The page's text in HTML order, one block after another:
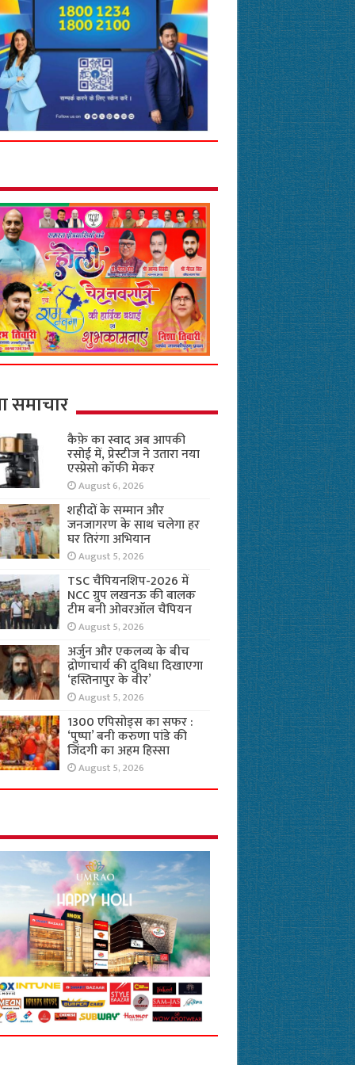
समाचार
कैफ़े का स्वाद अब आपकी
रसोई में, प्रेस्टीज ने उतारा नया
एस्प्रेसो कॉफी मेकर
August 6, 2026
शहीदों के सम्मान और
जनजागरण के साथ चलेगा हर
घर तिरंगा अभियान
August 5, 2026
TSC चैंपियनशिप-2026 में
NCC ग्रुप लखनऊ की बालक
टीम बनी ओवरऑल चैंपियन
August 5, 2026
अर्जुन और एकलव्य के बीच
द्रोणाचार्य की दुविधा दिखाएगा
‘हस्तिनापुर के वीर’
August 5, 2026
1300 एपिसोड्स का सफर :
‘पुष्पा’ बनी करुणा पांडे की
जिंदगी का अहम हिस्सा
August 5, 2026